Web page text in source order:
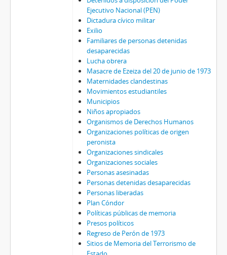
Ejecutivo Nacional (PEN)
Dictadura cívico militar
Exilio
Familiares de personas detenidas
desaparecidas
Lucha obrera
Masacre de Ezeiza del 20 de junio de 1973
Maternidades clandestinas
Movimientos estudiantiles
Municipios
Niños apropiados
Organismos de Derechos Humanos
Organizaciones políticas de origen
peronista
Organizaciones sindicales
Organizaciones sociales
Personas asesinadas
Personas detenidas desaparecidas
Personas liberadas
Plan Cóndor
Políticas públicas de memoria
Presos políticos
Regreso de Perón de 1973
Sitios de Memoria del Terrorismo de